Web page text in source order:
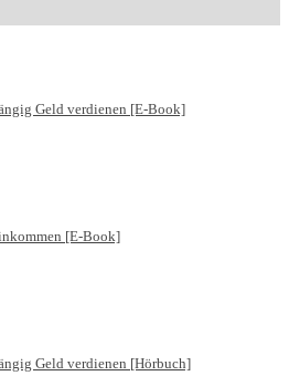
Geld verdienen [E-Book]
[E-Book]
Geld verdienen [Hörbuch]